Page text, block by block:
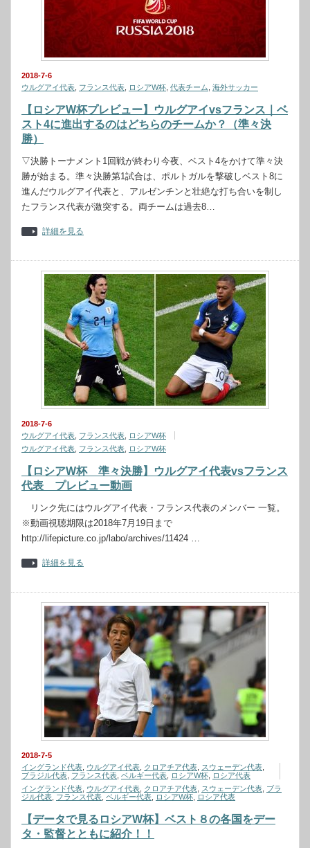
2018-7-6
ウルグアイ代表 フランス代表 ロシアW杯 代表チーム 海外サッカー
【ロシアW杯プレビュー】ウルグアイvsフランス｜ベ
スト4に進出するのはどちらのチームか？（準々決
勝）
▽決勝トーナメント1回戦が終わり今夜、ベスト4をかけて準々決
勝が始まる。準々決勝第1試合は、ポルトガルを撃破しベスト8に
進んだウルグアイ代表と、アルゼンチンと壮絶な打ち合いを制し
たフランス代表が激突する。両チームは過去8…
詳細を見る
2018-7-6
ウルグアイ代表 フランス代表
ロシアW杯
ウルグアイ代表 フランス代表 ロシアW杯
【ロシアW杯 準々決勝】ウルグアイ代表vsフランス
代表 プレビュー動画
リンク先にはウルグアイ代表・フランス代表のメンバー 一覧。
※動画視聴期限は2018年7月19日まで
http://lifepicture.co.jp/labo/archives/11424 …
詳細を見る
2018-7-5
イングランド代表 ウルグアイ代表 クロアチア代表 スウェーデン代表
ブラジル代表 フランス代表 ベルギー代表 ロシアW杯
ロシア代表
イングランド代表 ウルグアイ代表 クロアチア代表 スウェーデン代表 ブラ
ジル代表 フランス代表 ベルギー代表 ロシアW杯 ロシア代表
【データで見るロシアW杯】ベスト８の各国をデー
タ・監督とともに紹介！！